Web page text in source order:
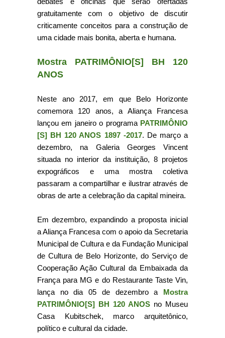
gratuitamente com o objetivo de discutir
criticamente conceitos para a construção de
uma cidade mais bonita, aberta e humana.
Mostra PATRIMÔNIO[S] BH 120
ANOS
Neste ano 2017, em que Belo Horizonte
comemora 120 anos, a Aliança Francesa
lançou em janeiro o programa PATRIMÔNIO
[S] BH 120 ANOS 1897 -2017. De março a
dezembro, na Galeria Georges Vincent
situada no interior da instituição, 8 projetos
expográficos e uma mostra coletiva
passaram a compartilhar e ilustrar através de
obras de arte a celebração da capital mineira.
Em dezembro, expandindo a proposta inicial
a Aliança Francesa com o apoio da Secretaria
Municipal de Cultura e da Fundação Municipal
de Cultura de Belo Horizonte, do Serviço de
Cooperação Ação Cultural da Embaixada da
França para MG e do Restaurante Taste Vin,
lança no dia 05 de dezembro a Mostra
PATRIMÔNIO[S] BH 120 ANOS no Museu
Casa Kubitschek, marco arquitetônico,
político e cultural da cidade.